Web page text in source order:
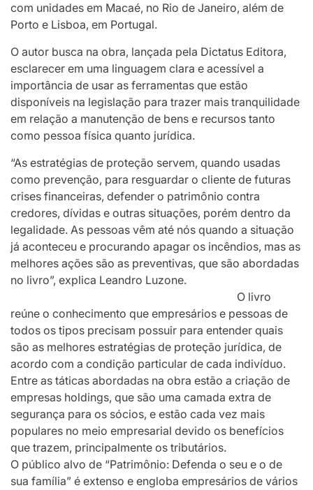
com unidades em Macaé, no Rio de Janeiro, além de
Porto e Lisboa, em Portugal.
O autor busca na obra, lançada pela Dictatus Editora,
esclarecer em uma linguagem clara e acessível a
importância de usar as ferramentas que estão
disponíveis na legislação para trazer mais tranquilidade
em relação a manutenção de bens e recursos tanto
como pessoa física quanto jurídica.
“As estratégias de proteção servem, quando usadas
como prevenção, para resguardar o cliente de futuras
crises financeiras, defender o patrimônio contra
credores, dívidas e outras situações, porém dentro da
legalidade. As pessoas vêm até nós quando a situação
já aconteceu e procurando apagar os incêndios, mas as
melhores ações são as preventivas, que são abordadas
no livro”, explica Leandro Luzone.
O livro
reúne o conhecimento que empresários e pessoas de
todos os tipos precisam possuir para entender quais
são as melhores estratégias de proteção jurídica, de
acordo com a condição particular de cada indivíduo.
Entre as táticas abordadas na obra estão a criação de
empresas holdings, que são uma camada extra de
segurança para os sócios, e estão cada vez mais
populares no meio empresarial devido os benefícios
que trazem, principalmente os tributários.
O público alvo de “Patrimônio: Defenda o seu e o de
sua família” é extenso e engloba empresários de vários